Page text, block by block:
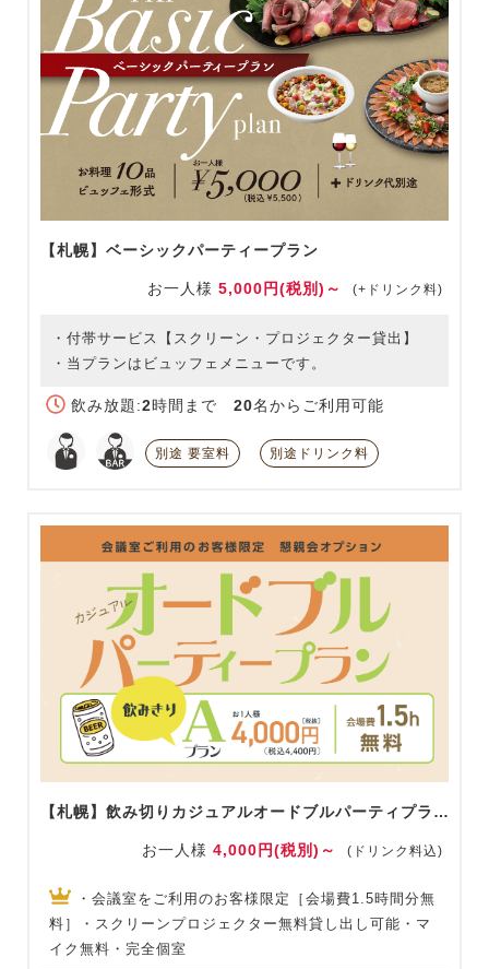
【札幌】ベーシックパーティープラン
お一人様 5,000円(税別)～ (+ドリンク料)
・付帯サービス【スクリーン・プロジェクター貸出】
・当プランはビュッフェメニューです。
飲み放題:2時間まで 20名からご利用可能
別途 要室料 別途ドリンク料
【札幌】飲み切りカジュアルオードブルパーティプランA
お一人様 4,000円(税別)～ (ドリンク料込)
・会議室をご利用のお客様限定［会場費1.5時間分無
料］・スクリーンプロジェクター無料貸し出し可能・マ
イク無料・完全個室